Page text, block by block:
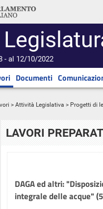
- al 12/10/2022
Documenti
> Attività Legislativa > Progetti di
LAVORI
DAGA ed altri:
integrale delle acque"